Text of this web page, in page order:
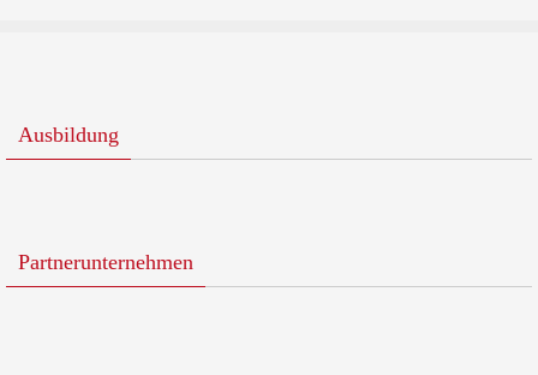
Ausbildung
Partnerunternehmen